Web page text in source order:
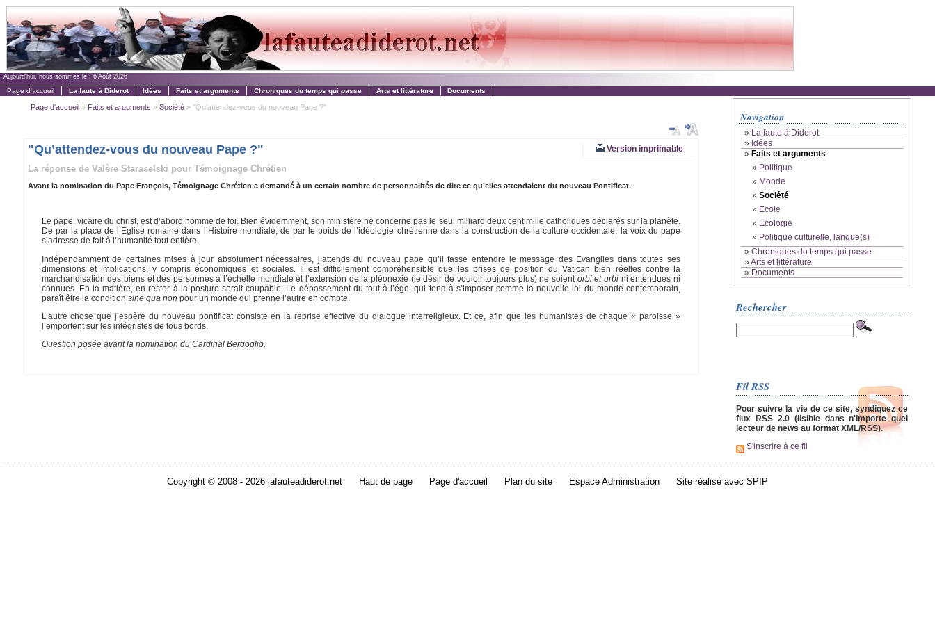
Aujourd'hui, nous sommes le : 6 Août 2026
Page d'accueil La faute à Diderot Idées Faits et arguments Chroniques du temps qui passe Arts et littérature Documents
Page d'accueil» Faits et arguments » Société» "Qu’attendez-vous du nouveau Pape ?"
Version imprimable
"Qu’attendez-vous du nouveau Pape ?"
La réponse de Valère Staraselski pour Témoignage Chrétien
Avant la nomination du Pape François, Témoignage Chrétien a demandé à un certain nombre de personnalités de dire ce qu’elles attendaient du nouveau Pontificat.
Le pape, vicaire du christ, est d’abord homme de foi. Bien évidemment, son ministère ne concerne pas le seul milliard deux cent mille catholiques déclarés sur la planète.
De par la place de l’Eglise romaine dans l’Histoire mondiale, de par le poids de l’idéologie chrétienne dans la construction de la culture occidentale, la voix du pape
s’adresse de fait à l’humanité tout entière.
Indépendamment de certaines mises à jour absolument nécessaires, j’attends du nouveau pape qu’il fasse entendre le message des Evangiles dans toutes ses
dimensions et implications, y compris économiques et sociales. Il est difficilement compréhensible que les prises de position du Vatican bien réelles contre la
marchandisation des biens et des personnes à l’échelle mondiale et l’extension de la pléonexie (le désir de vouloir toujours plus) ne soient orbi et urbi ni entendues ni
connues. En la matière, en rester à la posture serait coupable. Le dépassement du tout à l’égo, qui tend à s’imposer comme la nouvelle loi du monde contemporain,
paraît être la condition sine qua non pour un monde qui prenne l’autre en compte.
L’autre chose que j’espère du nouveau pontificat consiste en la reprise effective du dialogue interreligieux. Et ce, afin que les humanistes de chaque « paroisse »
l’emportent sur les intégristes de tous bords.
Question posée avant la nomination du Cardinal Bergoglio.
Navigation
» La faute à Diderot
» Idées
» Faits et arguments
» Politique
» Monde
» Société
» Ecole
» Ecologie
» Politique culturelle, langue(s)
» Chroniques du temps qui passe
»Arts et littérature
» Documents
Rechercher
Fil RSS
Pour suivre la vie de ce site, syndiquez ce
flux RSS 2.0 (lisible dans n'importe quel
lecteur de news au format XML/RSS).
S'inscrire à ce fil
Copyright © 2008 - 2026 lafauteadiderot.net Haut de page Page d'accueil Plan du site Espace Administration Site réalisé avec SPIP